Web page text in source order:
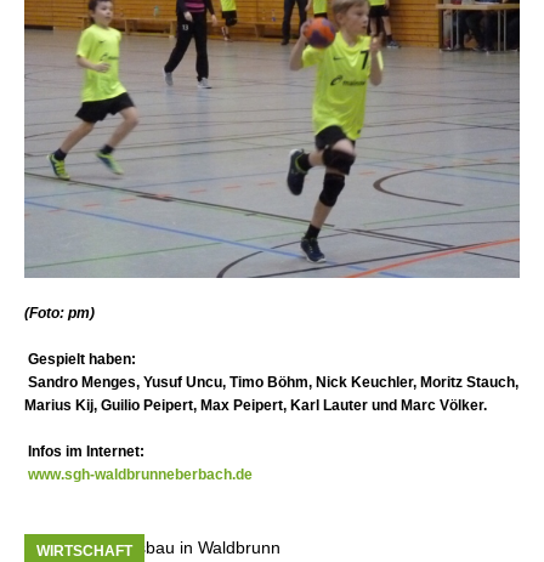
(Foto: pm)
Gespielt haben:
Sandro Menges, Yusuf Uncu, Timo Böhm, Nick Keuchler, Moritz Stauch,
Marius Kij, Guilio Peipert, Max Peipert, Karl Lauter und Marc Völker.
Infos im Internet:
www.sgh-waldbrunneberbach.de
WIRTSCHAFT